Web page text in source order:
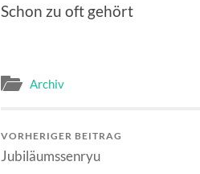
Schon zu oft gehört
Archiv
VORHERIGER BEITRAG
Jubiläumssenryu